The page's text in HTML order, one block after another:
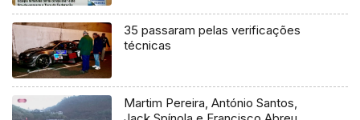
35 passaram pelas verificações
técnicas
Martim Pereira, António Santos,